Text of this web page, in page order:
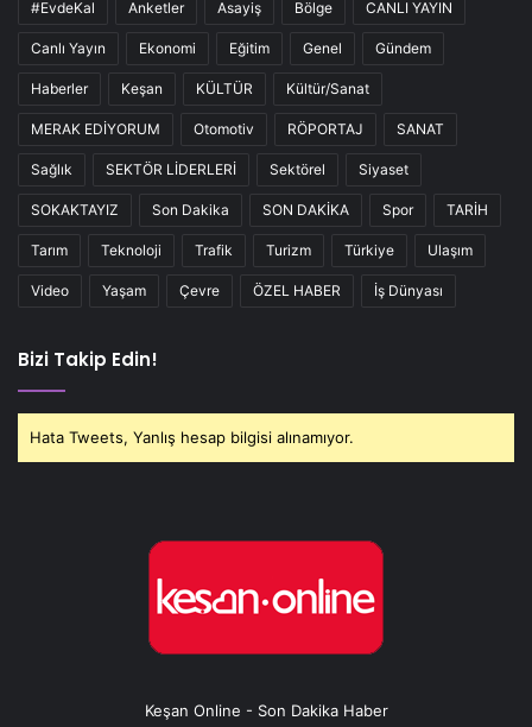
#EvdeKal Anketler Asayiş Bölge CANLI YAYIN
Canlı Yayın Ekonomi Eğitim Genel Gündem
Haberler Keşan KÜLTÜR Kültür/Sanat
MERAK EDİYORUM Otomotiv RÖPORTAJ SANAT
Sağlık SEKTÖR LİDERLERİ Sektörel Siyaset
SOKAKTAYIZ Son Dakika SON DAKİKA Spor TARİH
Tarım Teknoloji Trafik Turizm Türkiye Ulaşım
Video Yaşam Çevre ÖZEL HABER İş Dünyası
Bizi Takip Edin!
Hata Tweets, Yanlış hesap bilgisi alınamıyor.
Keşan Online - Son Dakika Haber